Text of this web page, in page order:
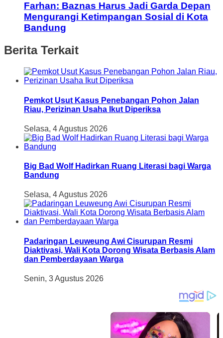
Farhan: Baznas Harus Jadi Garda Depan
Mengurangi Ketimpangan Sosial di Kota
Bandung
Berita Terkait
Pemkot Usut Kasus Penebangan Pohon Jalan
Riau, Perizinan Usaha Ikut Diperiksa
Selasa, 4 Agustus 2026
Big Bad Wolf Hadirkan Ruang Literasi bagi Warga
Bandung
Selasa, 4 Agustus 2026
Padaringan Leuweung Awi Cisurupan Resmi
Diaktivasi, Wali Kota Dorong Wisata Berbasis Alam
dan Pemberdayaan Warga
Senin, 3 Agustus 2026